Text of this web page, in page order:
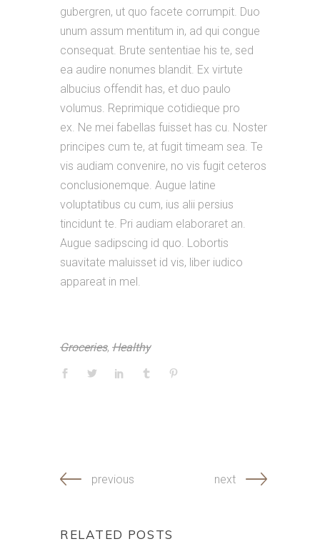
gubergren, ut quo facete corrumpit. Duo
unum assum mentitum in, ad qui congue
consequat. Brute sententiae his te, sed
ea audire nonumes blandit. Ex virtute
albucius offendit has, et duo paulo
volumus. Reprimique cotidieque pro
ex. Ne mei fabellas fuisset has cu. Noster
principes cum te, at fugit timeam sea. Te
vis audiam convenire, no vis fugit ceteros
conclusionemque. Augue latine
voluptatibus cu cum, ius alii persius
tincidunt te. Pri audiam elaboraret an.
Augue sadipscing id quo. Lobortis
suavitate maluisset id vis, liber iudico
appareat in mel.
Groceries, Healthy
previous next
RELATED POSTS